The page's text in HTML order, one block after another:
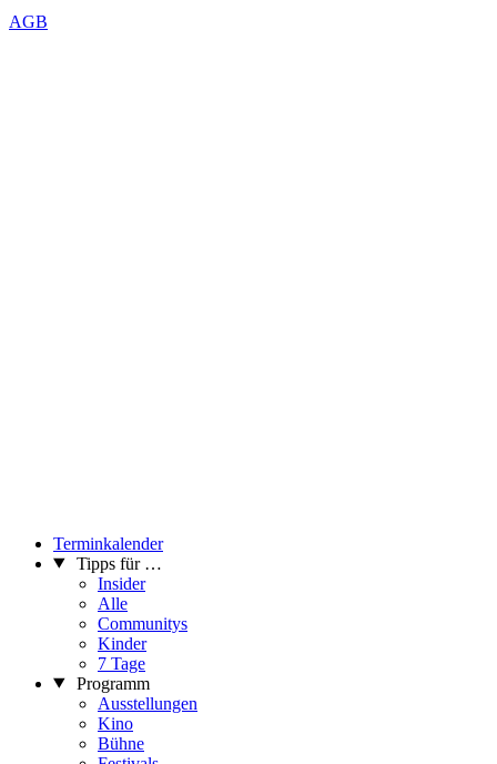
AGB
Terminkalender
Tipps für …
Insider
Alle
Communitys
Kinder
7 Tage
Programm
Ausstellungen
Kino
Bühne